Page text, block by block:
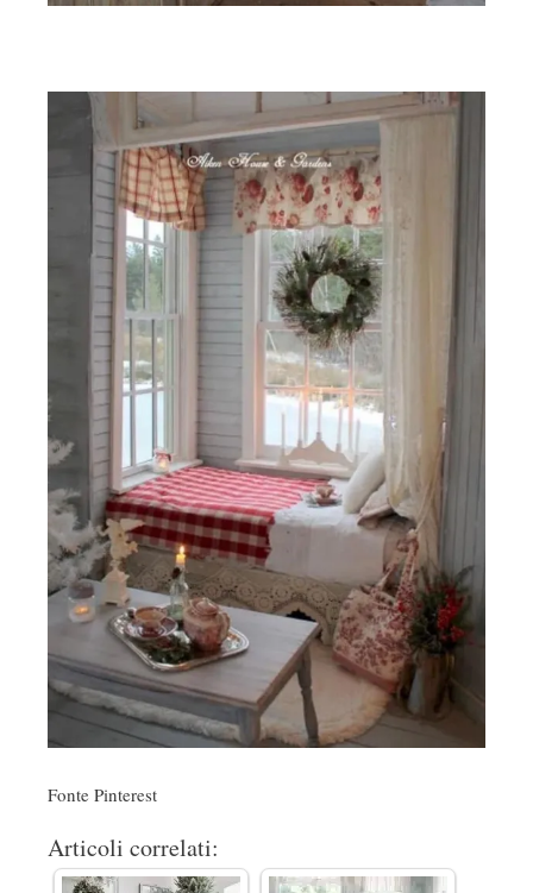
Fonte Pinterest
Articoli correlati: